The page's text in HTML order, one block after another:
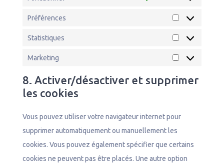
Préférences Préférences
Statistiques Statistiques
Marketing Marketing
8. Activer/désactiver et supprimer
les cookies
Vous pouvez utiliser votre navigateur internet pour
supprimer automatiquement ou manuellement les
cookies. Vous pouvez également spécifier que certains
cookies ne peuvent pas être placés. Une autre option